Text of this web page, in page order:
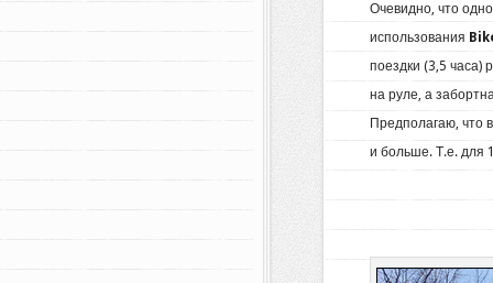
Очевидно, что
использования
поездки (3,5 часа)
на руле, а
Предполагаю, что
и больше. Т.е. для